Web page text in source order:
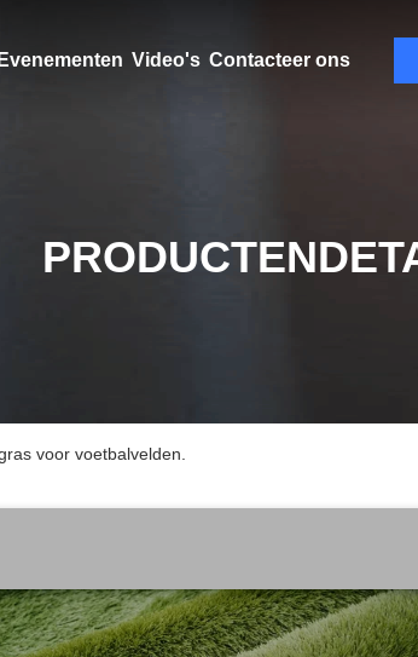
Video's Contacteer ons
voor voetbalvelden.